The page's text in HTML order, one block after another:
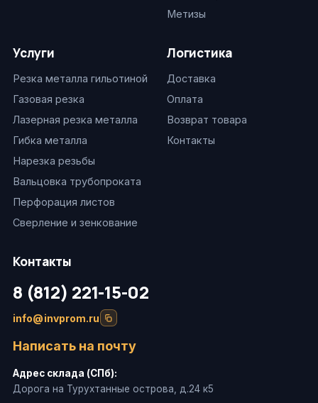
Метизы
Услуги
Резка металла гильотиной
Газовая резка
Лазерная резка металла
Гибка металла
Нарезка резьбы
Вальцовка трубопроката
Перфорация листов
Сверление и зенкование
Логистика
Доставка
Оплата
Возврат товара
Контакты
Контакты
8 (812) 221-15-02
info@invprom.ru
Написать на почту
Адрес склада (СПб):
Дорога на Турухтанные острова, д.24 к5